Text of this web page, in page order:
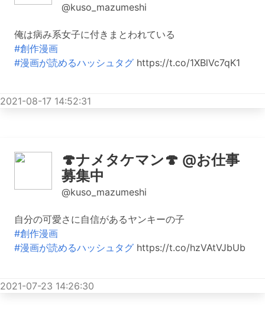
@kuso_mazumeshi
俺は病み系女子に付きまとわれている
#創作漫画
#漫画が読めるハッシュタグ https://t.co/1XBlVc7qK1
2021-08-17 14:52:31
🍄ナメタケマン🍄 @お仕事
募集中
@kuso_mazumeshi
自分の可愛さに自信があるヤンキーの子
#創作漫画
#漫画が読めるハッシュタグ https://t.co/hzVAtVJbUb
2021-07-23 14:26:30